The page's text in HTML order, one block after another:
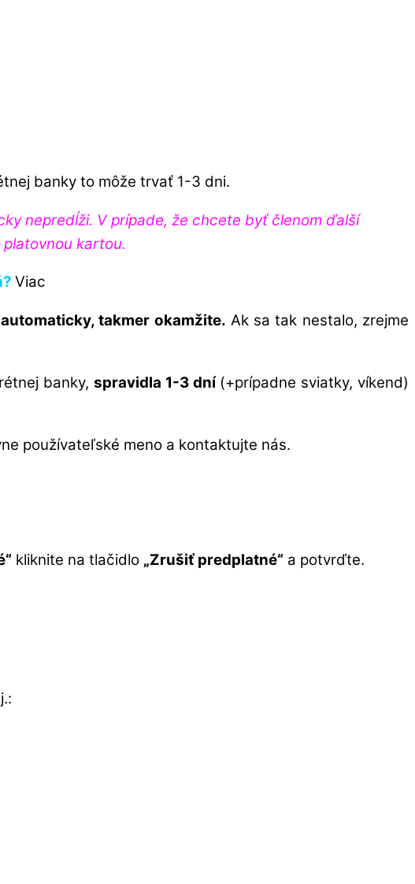
banky to môže trvať 1-3 dni.
nepredĺži. V prípade, že chcete byť členom ďalší
kartou.
Viac
automaticky, takmer okamžite. Ak sa tak nestalo, zrejme
banky,spravidla 1-3 dní(+prípadne sviatky, víkend)
používateľské meno a kontaktujte nás.
kliknite na tlačidlo „Zrušiť predplatné“ a potvrďte.